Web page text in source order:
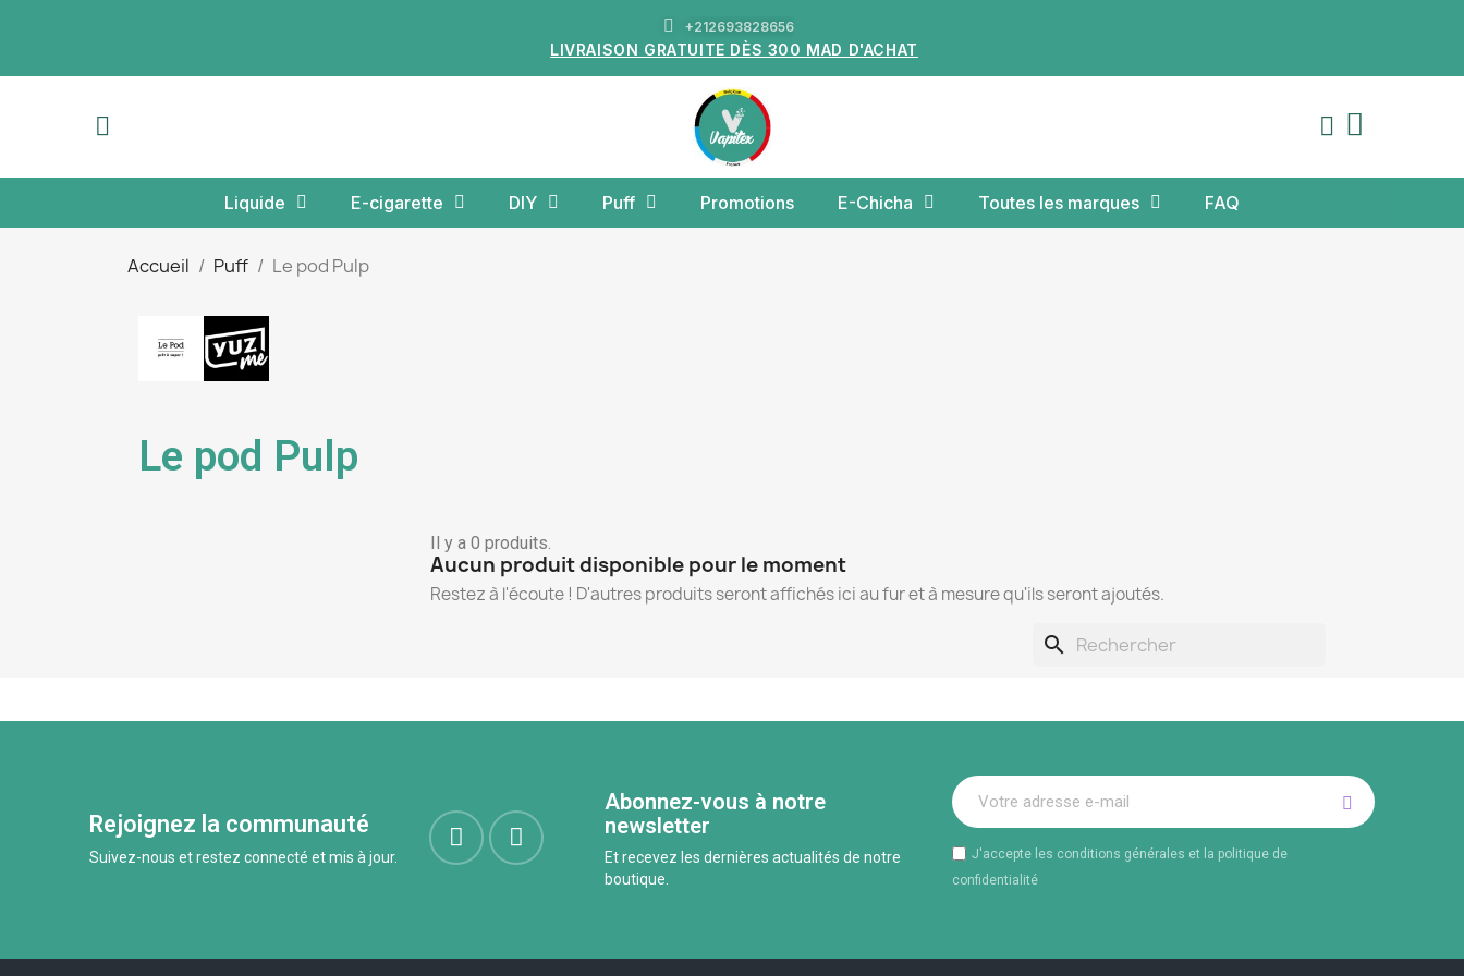
+212693828656
LIVRAISON GRATUITE DÈS 300 MAD D'ACHAT
Liquide E-cigarette DIY Puff Promotions E-Chicha Toutes les marques FAQ
Accueil Puff Le pod Pulp
Le pod Pulp
Il y a 0 produits.
Aucun produit disponible pour le moment
Restez à l'écoute ! D'autres produits seront affichés ici au fur et à mesure qu'ils seront ajoutés.
search
Rejoignez la communauté
Suivez-nous et restez connecté et mis à jour.
Abonnez-vous à notre
newsletter
Et recevez les dernières actualités de notre
boutique.
J'accepte les conditions générales et la politique de
confidentialité